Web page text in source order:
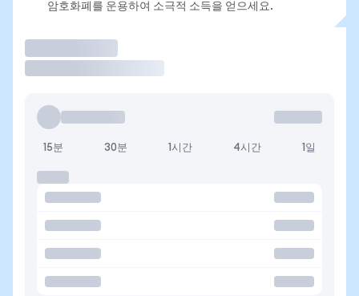
암호화폐를 운용하여 소극적 소득을 얻으세요.
15분 30분 1시간 4시간 1일